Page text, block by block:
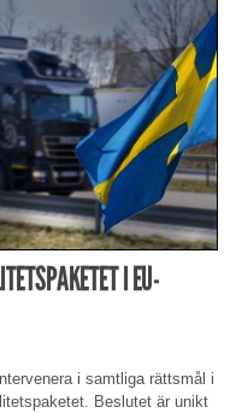
I EU-
i samtliga rättsmål i
Beslutet är unikt